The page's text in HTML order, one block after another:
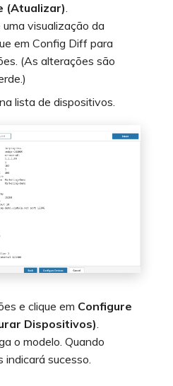
(Atualizar).
visualização da
em Config Diff para
(As alterações são
lista de dispositivos.
e clique em Configure
Dispositivos).
o modelo. Quando
indicará sucesso.